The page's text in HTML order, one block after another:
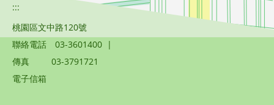
:::
桃園區文中路120號
聯絡電話
03-3601400 |
傳真
03-3791721
電子信箱